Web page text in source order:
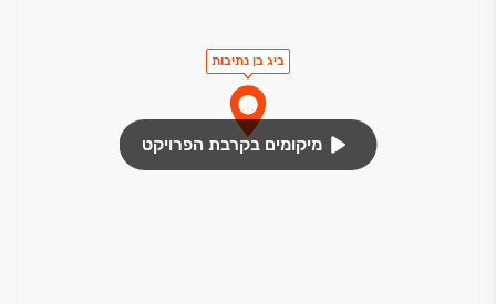
ביג בן נתיבות
מיקומים בקרבת הפרויקט